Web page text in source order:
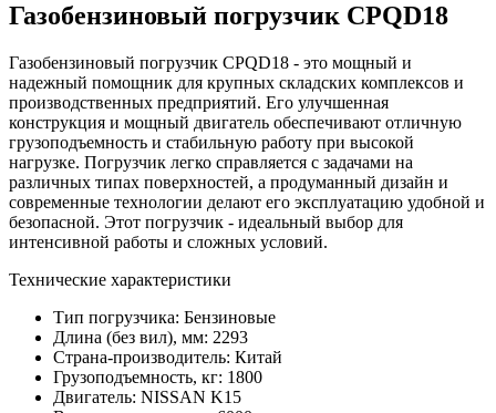
Газобензиновый погрузчик CPQD18
Газобензиновый погрузчик CPQD18 - это мощный и
надежный помощник для крупных складских комплексов и
производственных предприятий. Его улучшенная
конструкция и мощный двигатель обеспечивают отличную
грузоподъемность и стабильную работу при высокой
нагрузке. Погрузчик легко справляется с задачами на
различных типах поверхностей, а продуманный дизайн и
современные технологии делают его эксплуатацию удобной и
безопасной. Этот погрузчик - идеальный выбор для
интенсивной работы и сложных условий.
Технические характеристики
Тип погрузчика: Бензиновые
Длина (без вил), мм: 2293
Страна-производитель: Китай
Грузоподъемность, кг: 1800
Двигатель: NISSAN K15